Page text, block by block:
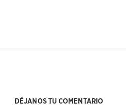
DÉJANOS TU COMENTARIO